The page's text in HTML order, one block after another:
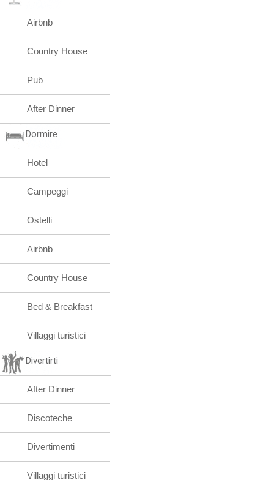
Airbnb
Country House
Pub
After Dinner
Dormire
Hotel
Campeggi
Ostelli
Airbnb
Country House
Bed & Breakfast
Villaggi turistici
Divertirti
After Dinner
Discoteche
Divertimenti
Villaggi turistici